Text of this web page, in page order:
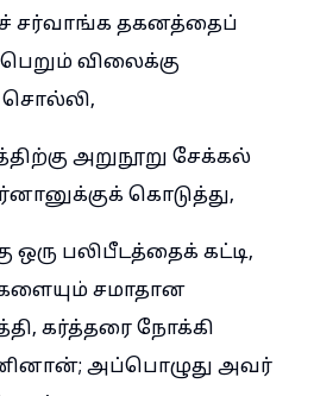
சர்வாங்க தகனத்தைப்
விலைக்கு
சொல்லி,
அறுநூறு சேக்கல்
கொடுத்து,
ஒரு பலிபீடத்தைக் கட்டி,
சமாதான
கர்த்தரை நோக்கி
அப்பொழுது அவர்